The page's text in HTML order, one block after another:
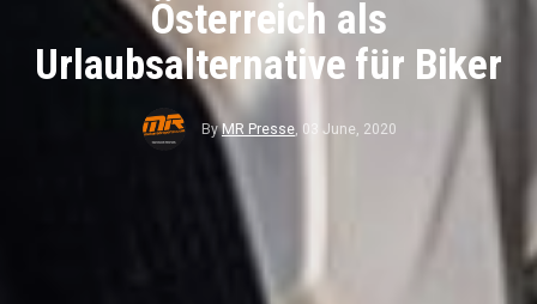
Österreich als
Urlaubsalternative für Biker
ByMR Presse, 03 June, 2020